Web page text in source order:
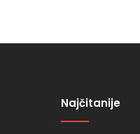
Najčitanije